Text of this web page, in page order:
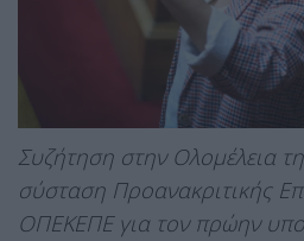
Συζήτηση στην Ολομέλεια
σύσταση Προανακριτικής
ΟΠΕΚΕΠΕ για τον πρώην